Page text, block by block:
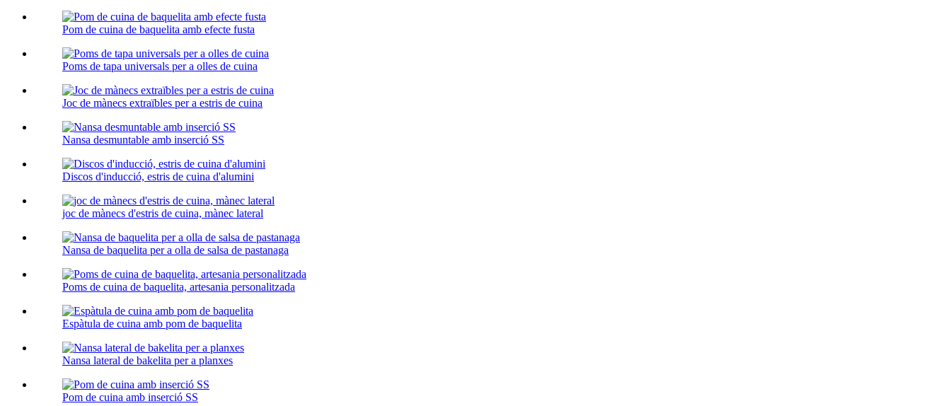
Pom de cuina de baquelita amb efecte fusta
Poms de tapa universals per a olles de cuina
Joc de mànecs extraïbles per a estris de cuina
Nansa desmuntable amb inserció SS
Discos d'inducció, estris de cuina d'alumini
joc de mànecs d'estris de cuina, mànec lateral
Nansa de baquelita per a olla de salsa de pastanaga
Poms de cuina de baquelita, artesania personalitzada
Espàtula de cuina amb pom de baquelita
Nansa lateral de bakelita per a planxes
Pom de cuina amb inserció SS